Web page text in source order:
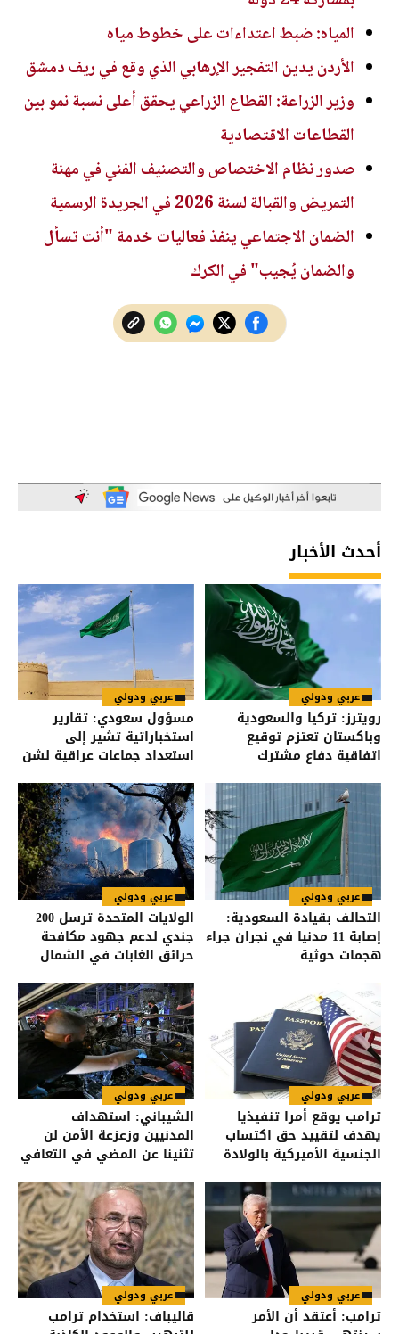
المياه: ضبط اعتداءات على خطوط مياه
الأردن يدين التفجير الإرهابي الذي وقع في ريف دمشق
وزير الزراعة: القطاع الزراعي يحقق أعلى نسبة نمو بين
القطاعات الاقتصادية
صدور نظام الاختصاص والتصنيف الفني في مهنة
التمريض والقبالة لسنة 2026 في الجريدة الرسمية
الضمان الاجتماعي ينفذ فعاليات خدمة "أنت تسأل
والضمان يُجيب" في الكرك
أحدث الأخبار
عربي ودولي
رويترز: تركيا والسعودية
وباكستان تعتزم توقيع
اتفاقية دفاع مشترك
عربي ودولي
مسؤول سعودي: تقارير
استخباراتية تشير إلى
استعداد جماعات عراقية لشن
عربي ودولي
التحالف بقيادة السعودية:
إصابة 11 مدنيا في نجران جراء
هجمات حوثية
عربي ودولي
الولايات المتحدة ترسل 200
جندي لدعم جهود مكافحة
حرائق الغابات في الشمال
عربي ودولي
ترامب يوقع أمرا تنفيذيا
يهدف لتقييد حق اكتساب
الجنسية الأميركية بالولادة
عربي ودولي
الشيباني: استهداف
المدنيين وزعزعة الأمن لن
تثنينا عن المضي في التعافي
عربي ودولي
ترامب: أعتقد أن الأمر
عربي ودولي
قاليباف: استخدام ترامب